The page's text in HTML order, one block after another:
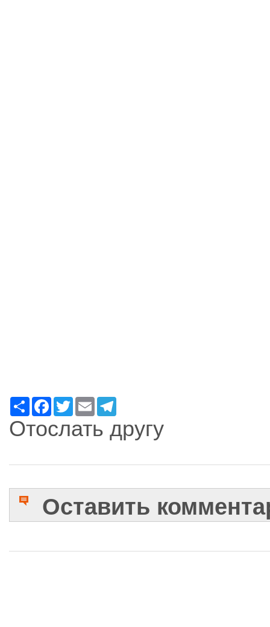
Ресурс
Facebook
Twitter
Email
Отослать другу
Оставить
Имя